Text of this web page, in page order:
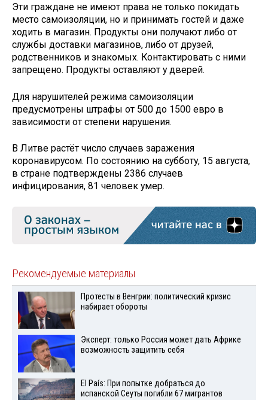
Эти граждане не имеют права не только покидать
место самоизоляции, но и принимать гостей и даже
ходить в магазин. Продукты они получают либо от
службы доставки магазинов, либо от друзей,
родственников и знакомых. Контактировать с ними
запрещено. Продукты оставляют у дверей.
Для нарушителей режима самоизоляции
предусмотрены штрафы от 500 до 1500 евро в
зависимости от степени нарушения.
В Литве растёт число случаев заражения
коронавирусом. По состоянию на субботу, 15 августа,
в стране подтверждены 2386 случаев
инфицирования, 81 человек умер.
Рекомендуемые материалы
Протесты в Венгрии: политический кризис
набирает обороты
Эксперт: только Россия может дать Африке
возможность защитить себя
El País: При попытке добраться до
испанской Сеуты погибли 67 мигрантов